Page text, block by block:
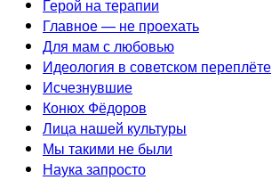
Герой на терапии
Главное — не проехать
Для мам с любовью
Идеология в советском переплёте
Исчезнувшие
Конюх Фёдоров
Лица нашей культуры
Мы такими не были
Наука запросто